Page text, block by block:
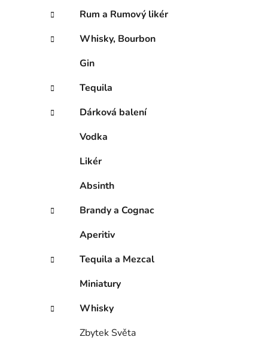
r
a
í
p
a
g
o
r
Rum a Rumový likér
Whisky, Bourbon
Gin
Tequila
Dárková balení
Vodka
Likér
Absinth
Brandy a Cognac
Aperitiv
Tequila a Mezcal
Miniatury
Whisky
Zbytek Světa